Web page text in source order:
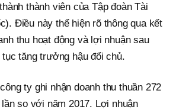
thành viên của Tập đoàn Tài
Điều này thể hiện rõ thông qua kết
thu hoạt động và lợi nhuận sau
tăng trưởng hậu đổi chủ.
ty ghi nhận doanh thu thuần 272
so với năm 2017. Lợi nhuận